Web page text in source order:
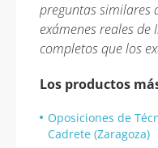
preguntas similares
exámenes reales
completos que los
Los productos
Oposiciones de
Cadrete (Zaragoza)